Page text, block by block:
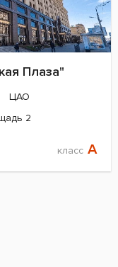
Плаза"
ЦАО
2
класс A